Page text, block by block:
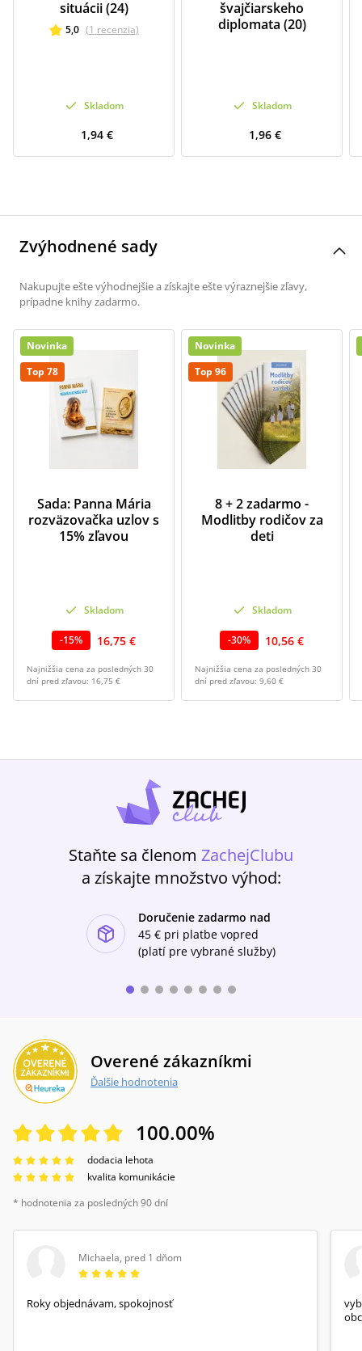
situácii (24)
5,0 (1 recenzia)
Skladom
1,94 €
švajčiarskeho
diplomata (20)
Skladom
1,96 €
Zvýhodnené sady
Nakupujte ešte výhodnejšie a získajte ešte výraznejšie zľavy,
prípadne knihy zadarmo.
Novinka
Top 78
Sada: Panna Mária
rozväzovačka uzlov s
15% zľavou
Skladom
-15% 16,75 €
Najnižšia cena za posledných 30
dní pred zľavou: 16,75 €
Novinka
Top 96
8 + 2 zadarmo -
Modlitby rodičov za
deti
Skladom
-30% 10,56 €
Najnižšia cena za posledných 30
dní pred zľavou: 9,60 €
Staňte sa členom ZachejClubu
a získajte množstvo výhod:
Doručenie zadarmo nad
45 € pri platbe vopred
(platí pre vybrané služby)
Overené zákazníkmi
Ďalšie hodnotenia
100.00%
dodacia lehota
kvalita komunikácie
* hodnotenia za posledných 90 dní
Michaela, pred 1 dňom
Roky objednávam, spokojnosť